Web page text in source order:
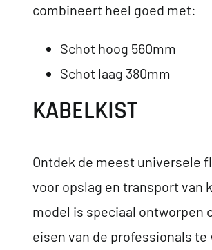
combineert heel goed met:
Schot hoog 560mm
Schot laag 380mm
KABELKIST
Ontdek de meest universele
voor opslag en transport van
model is speciaal ontworpen
eisen van de professionals te